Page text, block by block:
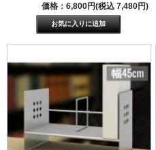
価格：6,800円(税込 7,480円)